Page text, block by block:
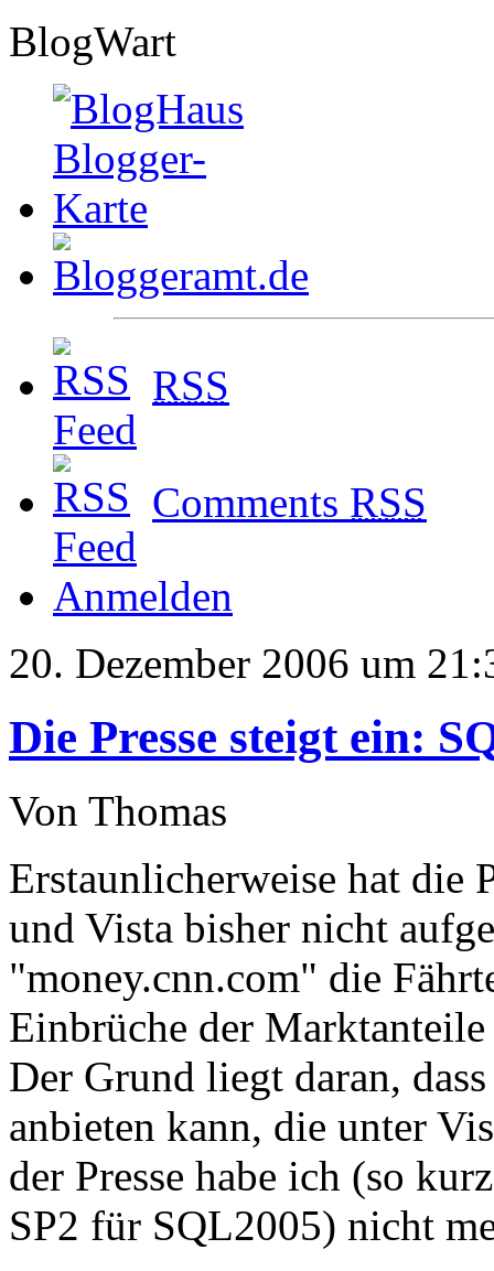
BlogWart
RSS
Comments RSS
Anmelden
20. Dezember 2006 um
Die Presse steigt ein:
Von Thomas
Erstaunlicherweise hat die
und Vista bisher nicht
"money.cnn.com" die
Einbrüche der
Der Grund liegt daran,
anbieten kann, die unter
der Presse habe ich (so
SP2 für SQL2005) nicht